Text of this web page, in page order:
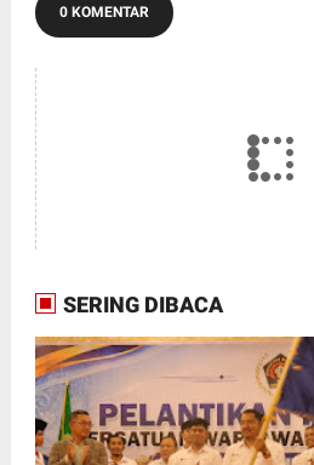
0 KOMENTAR
SERING DIBACA